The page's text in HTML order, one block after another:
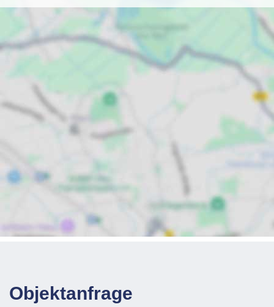
Objektanfrage